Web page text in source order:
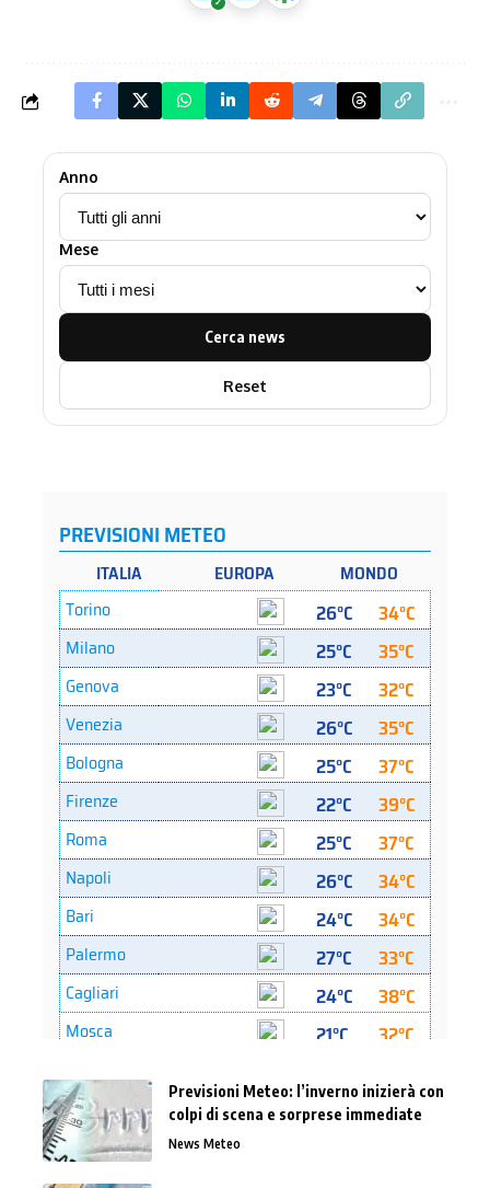
Anno
Mese
Cerca news
Reset
Previsioni Meteo: l’inverno inizierà con
colpi di scena e sorprese immediate
News Meteo